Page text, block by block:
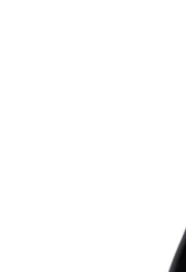
2017 ベリー・ブ
¥9,900 (税込) -